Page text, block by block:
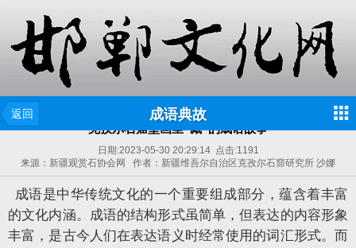
返回 成语典故
克孜尔石窟壁画里“藏”的成语故事
日期:2023-05-30 20:29:14点击:1191
来源：新疆观赏石协会网 作者：新疆维吾尔自治区克孜尔石窟研究所 沙娜
成语是中华传统文化的一个重要组成部分，蕴含着丰富
的文化内涵。成语的结构形式虽简单，但表达的内容形象
丰富，是古今人们在表达语义时经常使用的词汇形式。而